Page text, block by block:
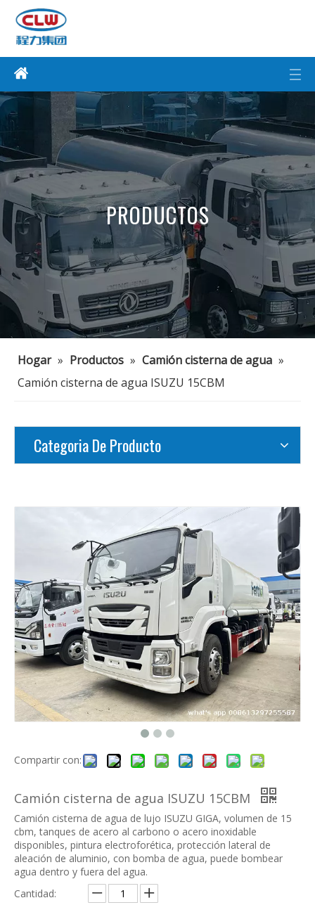
PRODUCTOS
Hogar » Productos » Camión cisterna de agua »
Camión cisterna de agua ISUZU 15CBM
Categoria De Producto
Compartir con:
Camión cisterna de agua ISUZU 15CBM
Camión cisterna de agua de lujo ISUZU GIGA, volumen de 15
cbm, tanques de acero al carbono o acero inoxidable
disponibles, pintura electroforética, protección lateral de
aleación de aluminio, con bomba de agua, puede bombear
agua dentro y fuera del agua.
Cantidad: